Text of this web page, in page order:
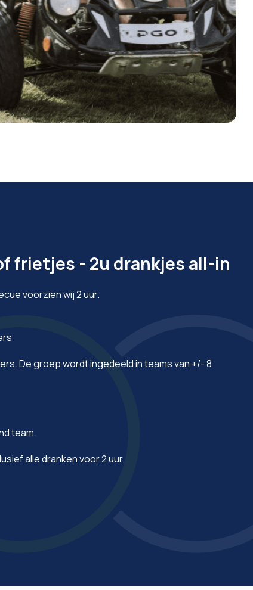
frietjes - 2u drankjes all-in
voorzien wij 2 uur.
De groep wordt ingedeeld in teams van +/- 8
team.
alle dranken voor 2 uur.